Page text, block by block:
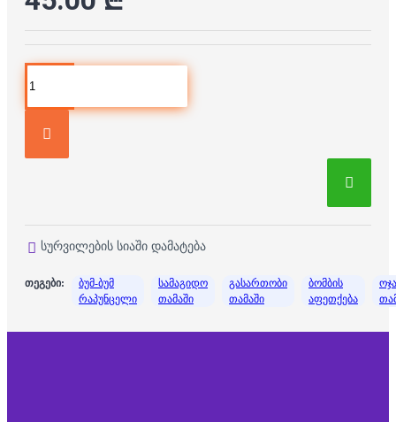
სურვილების სიაში დამატება
თეგები:
ბუმ-ბუმ
რაპუნცელი
სამაგიდო
თამაში
გასართობი
თამაში
ბომბის
აფეთქება